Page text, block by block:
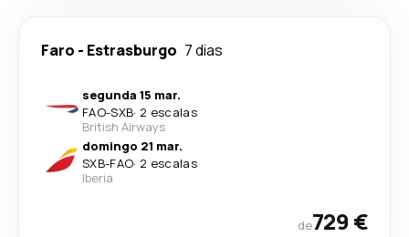
Faro - Estrasburgo 7 dias
segunda 15 mar.
FAO-SXB· 2 escalas
British Airways
domingo 21 mar.
SXB-FAO· 2 escalas
Iberia
de729 €